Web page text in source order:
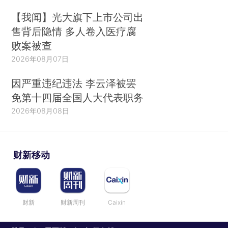
【我闻】光大旗下上市公司出
售背后隐情 多人卷入医疗腐
败案被查
2026年08月07日
因严重违纪违法 李云泽被罢
免第十四届全国人大代表职务
2026年08月08日
财新移动
财新 财新周刊 Caixin